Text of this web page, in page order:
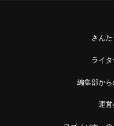
さん
ライ
編集部か
運